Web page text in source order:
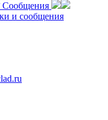
Сообщения
и сообщения